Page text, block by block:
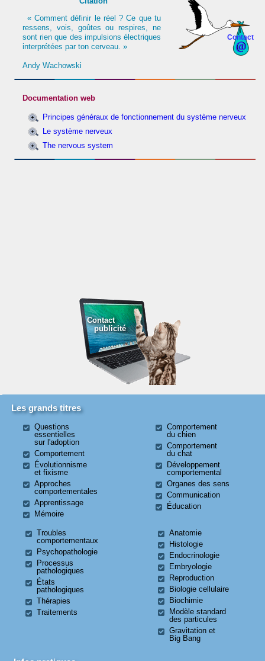
Contact
« Comment définir le réel ? Ce que tu
ressens, vois, goûtes ou respires, ne
sont rien que des impulsions électriques
interprétées par ton cerveau. »
Andy Wachowski
Documentation web
Principes généraux de fonctionnement du système nerveux
Le système nerveux
The nervous system
Contact
publicité
Les grands titres
Questions
essentielles
sur l'adoption
Comportement
Évolutionnisme
et fixisme
Approches
comportementales
Apprentissage
Mémoire
Comportement
du chien
Comportement
du chat
Développement
comportemental
Organes des sens
Communication
Éducation
Troubles
comportementaux
Psychopathologie
Processus
pathologiques
États
pathologiques
Thérapies
Traitements
Anatomie
Histologie
Endocrinologie
Embryologie
Reproduction
Biologie cellulaire
Biochimie
Modèle standard
des particules
Gravitation et
Big Bang